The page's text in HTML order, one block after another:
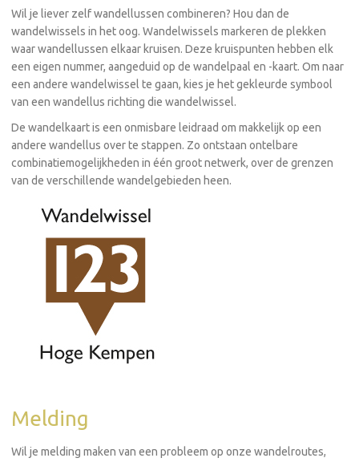
Wil je liever zelf wandellussen combineren? Hou dan de
wandelwissels in het oog. Wandelwissels markeren de plekken
waar wandellussen elkaar kruisen. Deze kruispunten hebben elk
een eigen nummer, aangeduid op de wandelpaal en -kaart. Om naar
een andere wandelwissel te gaan, kies je het gekleurde symbool
van een wandellus richting die wandelwissel.
De wandelkaart is een onmisbare leidraad om makkelijk op een
andere wandellus over te stappen. Zo ontstaan ontelbare
combinatiemogelijkheden in één groot netwerk, over de grenzen
van de verschillende wandelgebieden heen.
Melding
Wil je melding maken van een probleem op onze wandelroutes,